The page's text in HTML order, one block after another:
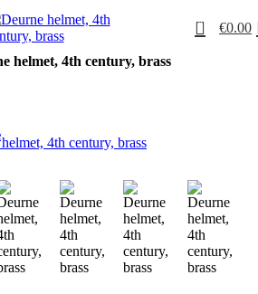
0 €0.00
helmet, 4th century, brass